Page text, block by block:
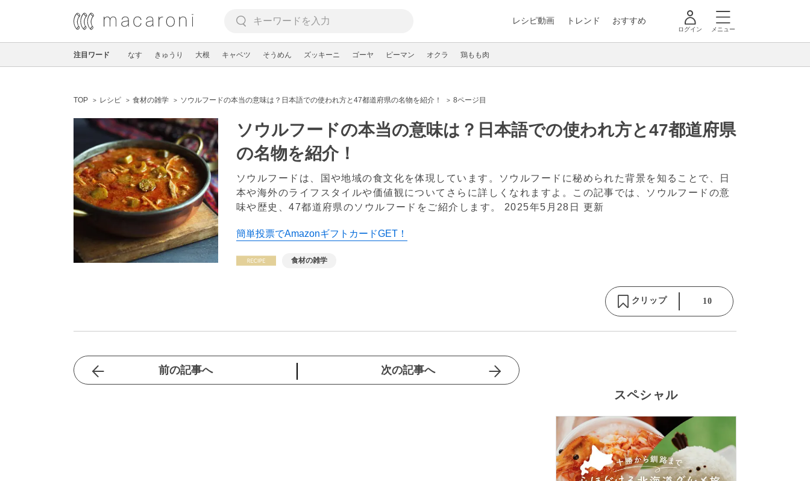
レシピ動画 トレンド おすすめ
ログイン メニュー
注目ワード なす きゅうり 大根 キャベツ そうめん ズッキーニ ゴーヤ ピーマン オクラ 鶏もも肉
TOP レシピ 食材の雑学 ソウルフードの本当の意味は？日本語での使われ方と47都道府県の名物を紹介！ 8ページ目
ソウルフードの本当の意味は？日本語での使われ方と47都道府県
の名物を紹介！
ソウルフードは、国や地域の食文化を体現しています。ソウルフードに秘められた背景を知ることで、日
本や海外のライフスタイルや価値観についてさらに詳しくなれますよ。この記事では、ソウルフードの意
味や歴史、47都道府県のソウルフードをご紹介します。 2025年5月28日 更新
簡単投票でAmazonギフトカードGET！
食材の雑学
クリップ 10
前の記事へ 次の記事へ
スペシャル